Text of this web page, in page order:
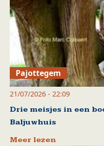
Pajottegem
21/07/2026 - 22:09
Drie meisjes in een
Baljuwhuis
Meer lezen